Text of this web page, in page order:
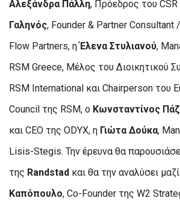
Αλεξάνδρα Πάλλη, Πρόεδρος του
Γαληνός, Founder & Partner Consultant
Flow Partners, ηΈλενα Στυλιανού,
RSM Greece, Μέλος του Διοικητικού
RSM International και Chairperson του
Council της RSM, ο Κωνσταντίνος
και CEO της ODYX, η Γιώτα Δούκα,
Lisis-Stegis. Την έρευνα θα
της Randstad και θα την αναλύσει
Καπόπουλο, Co-Founder της W2